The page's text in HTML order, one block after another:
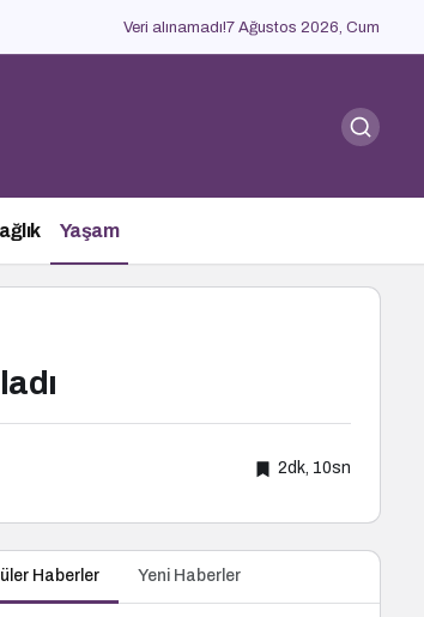
Veri alınamadı!7 Ağustos 2026, Cum
Yaşam
2dk, 10sn
Haberler Yeni Haberler